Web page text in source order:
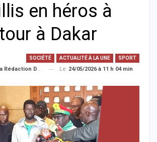
en héros à
à Dakar
SOCIÉTÉ ACTUALITÉ À LA UNE SPORT
Rédaction De La SenTV.info Le 24/05/2026 à 11 h 04 min